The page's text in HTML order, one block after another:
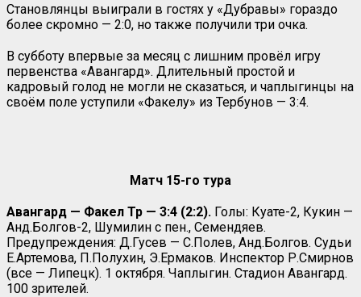
Становлянцы выиграли в гостях у «Дубравы» гораздо
более скромно — 2:0, но также получили три очка.
В субботу впервые за месяц с лишним провёл игру
первенства «Авангард». Длительный простой и
кадровый голод не могли не сказаться, и чаплыгинцы на
своём поле уступили «Факелу» из Тербунов — 3:4.
Матч 15-го тура
Авангард — Факел Тр — 3:4 (2:2). Голы: Куате-2, Кукин —
Анд.Болгов-2, Шумилин с пен., Семендяев.
Предупреждения: Д.Гусев — С.Полев, Анд.Болгов. Судьи
Е.Артемова, П.Полухин, Э.Ермаков. Инспектор Р.Смирнов
(все — Липецк). 1 октября. Чаплыгин. Стадион Авангард.
100 зрителей.